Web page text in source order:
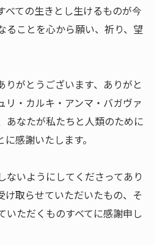
べての生きとし生けるものが今
ることを心から願い、祈り、望
りがとうございます、ありがと
リ・カルキ・アンマ・バガヴァ
あなたが私たちと人類のために
感謝いたします。
ないようにしてくださってあり
け取らせていただいたもの、そ
いただくものすべてに感謝申し